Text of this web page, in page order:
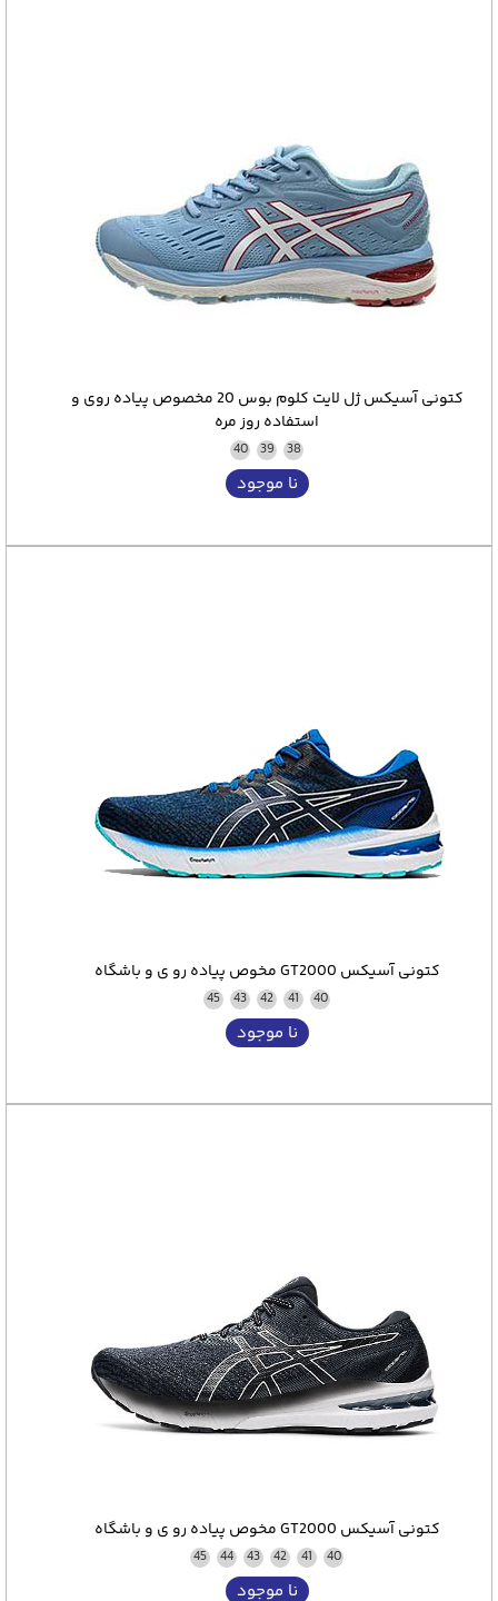
کتونی آسیکس ژل لایت کلوم بوس 20 مخصوص پیاده روی و
استفاده روز مره
38
39
40
نا موجود
کتونی آسیکس GT2000 مخوص پیاده رو ی و باشگاه
40
41
42
43
45
نا موجود
کتونی آسیکس GT2000 مخوص پیاده رو ی و باشگاه
40
41
42
43
44
45
نا موجود